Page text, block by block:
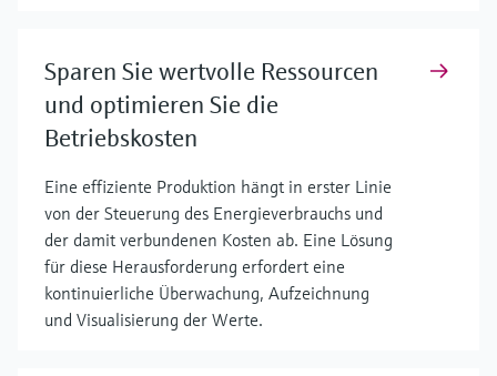
Sparen Sie wertvolle Ressourcen
und optimieren Sie die
Betriebskosten
Eine effiziente Produktion hängt in erster Linie
von der Steuerung des Energieverbrauchs und
der damit verbundenen Kosten ab. Eine Lösung
für diese Herausforderung erfordert eine
kontinuierliche Überwachung, Aufzeichnung
und Visualisierung der Werte.